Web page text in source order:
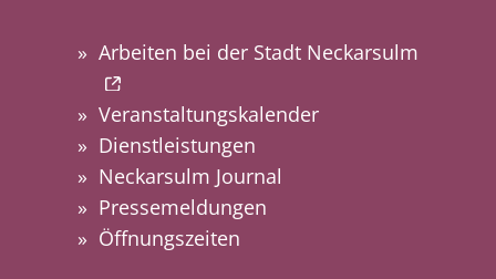
Arbeiten bei der Stadt Neckarsulm
Veranstaltungskalender
Dienstleistungen
Neckarsulm Journal
Pressemeldungen
Öffnungszeiten